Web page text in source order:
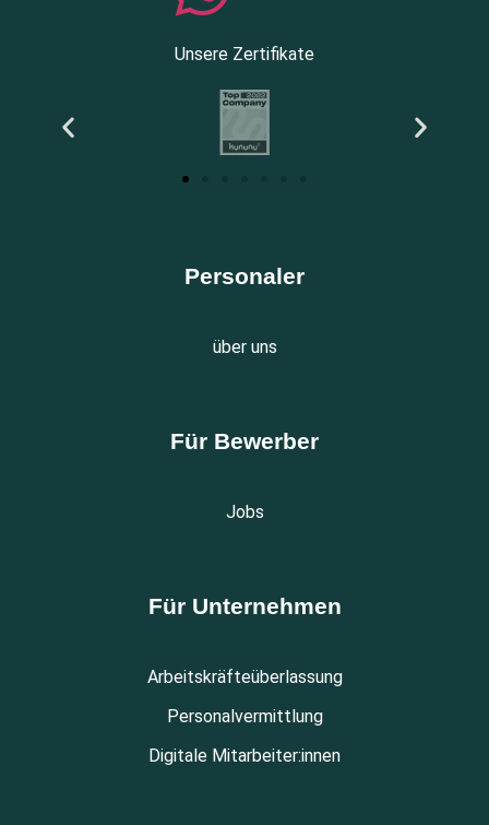
Unsere Zertifikate
Personaler
über uns
Für Bewerber
Jobs
Für Unternehmen
Arbeitskräfteüberlassung
Personalvermittlung
Digitale Mitarbeiter:innen